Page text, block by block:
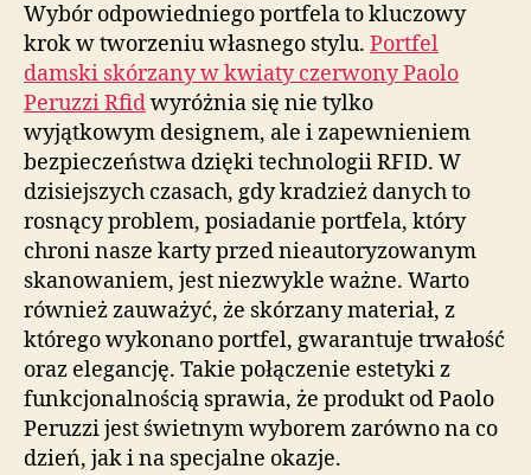
Wybór odpowiedniego portfela to kluczowy
krok w tworzeniu własnego stylu. Portfel
damski skórzany w kwiaty czerwony Paolo
Peruzzi Rfidwyróżnia się nie tylko
wyjątkowym designem, ale i zapewnieniem
bezpieczeństwa dzięki technologii RFID. W
dzisiejszych czasach, gdy kradzież danych to
rosnący problem, posiadanie portfela, który
chroni nasze karty przed nieautoryzowanym
skanowaniem, jest niezwykle ważne. Warto
również zauważyć, że skórzany materiał, z
którego wykonano portfel, gwarantuje trwałość
oraz elegancję. Takie połączenie estetyki z
funkcjonalnością sprawia, że produkt od Paolo
Peruzzi jest świetnym wyborem zarówno na co
dzień, jak i na specjalne okazje.